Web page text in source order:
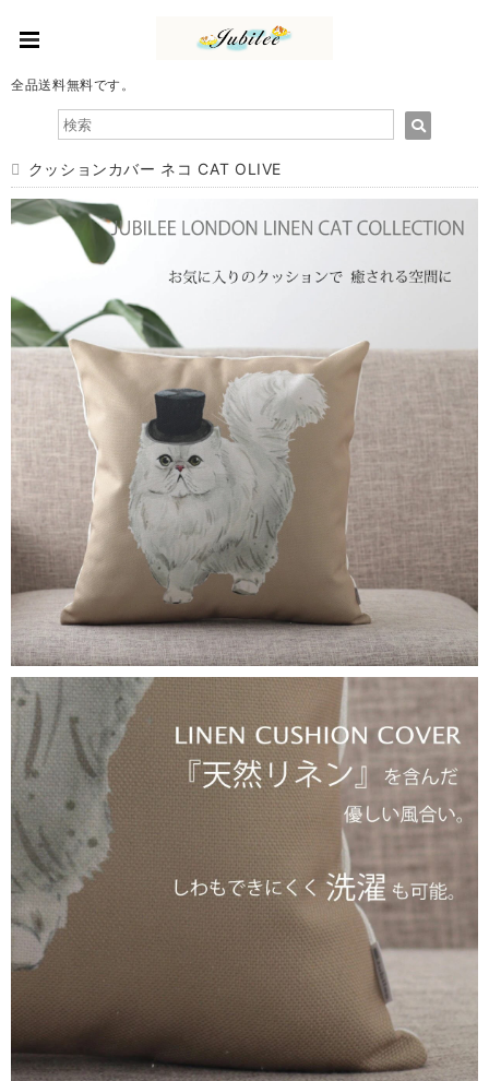
全品送料無料です。
クッションカバー ネコ CAT OLIVE